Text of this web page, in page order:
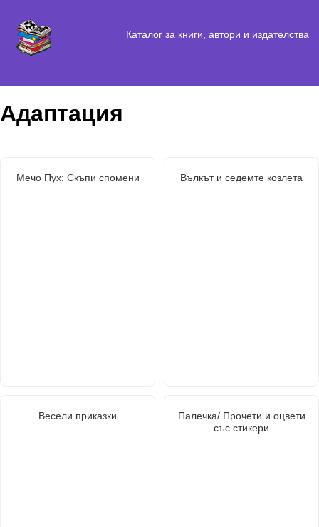
Каталог за книги, автори и издателства
Адаптация
Мечо Пух: Скъпи спомени Вълкът и седемте козлета
Весели приказки
Палечка/ Прочети и оцвети
със стикери